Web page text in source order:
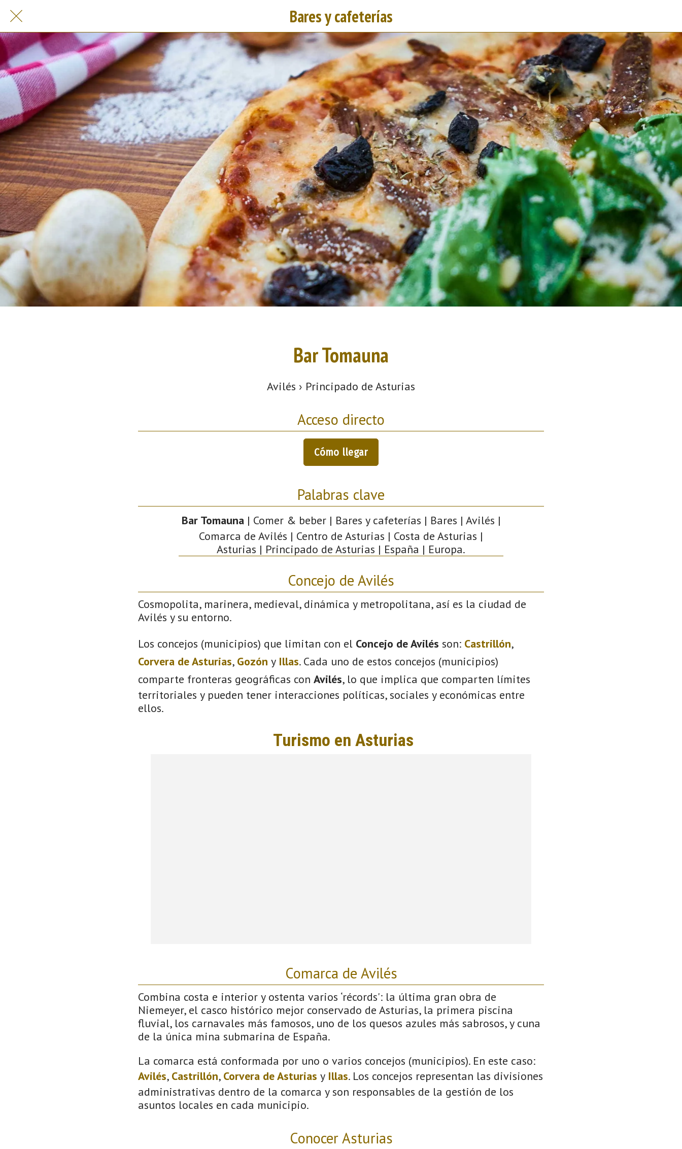
Bares y cafeterías
Bar Tomauna
Avilés › Principado de Asturias
Acceso directo
Cómo llegar
Palabras clave
Bar Tomauna| Comer & beber | Bares y cafeterías | Bares | Avilés |
Comarca de Avilés | Centro de Asturias | Costa de Asturias |
Asturias | Principado de Asturias | España | Europa.
Concejo de Avilés
Cosmopolita, marinera, medieval, dinámica y metropolitana, así es la ciudad de
Avilés y su entorno.
Los concejos (municipios) que limitan con el Concejo de Avilés son: Castrillón,
Corvera de Asturias, Gozón y Illas. Cada uno de estos concejos (municipios)
comparte fronteras geográficas con Avilés, lo que implica que comparten límites
territoriales y pueden tener interacciones políticas, sociales y económicas entre
ellos.
Comarca de Avilés
Combina costa e interior y ostenta varios ‘récords': la última gran obra de
Niemeyer, el casco histórico mejor conservado de Asturias, la primera piscina
fluvial, los carnavales más famosos, uno de los quesos azules más sabrosos, y cuna
de la única mina submarina de España.
La comarca está conformada por uno o varios concejos (municipios). En este caso:
Avilés, Castrillón, Corvera de Asturias y Illas. Los concejos representan las divisiones
administrativas dentro de la comarca y son responsables de la gestión de los
asuntos locales en cada municipio.
Conocer Asturias